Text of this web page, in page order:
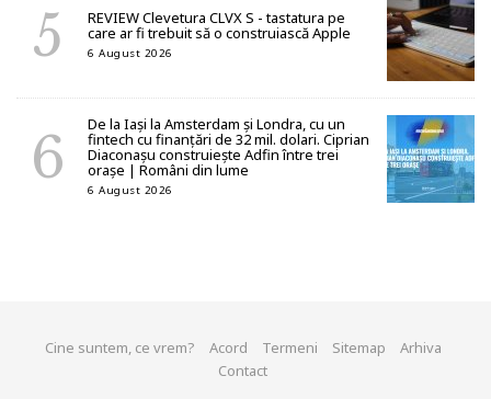
REVIEW Clevetura CLVX S - tastatura pe
care ar fi trebuit să o construiască Apple
6 August 2026
De la Iași la Amsterdam și Londra, cu un
fintech cu finanțări de 32 mil. dolari. Ciprian
Diaconașu construiește Adfin între trei
orașe | Români din lume
6 August 2026
Cine suntem, ce vrem? Acord Termeni Sitemap
Arhiva
Contact